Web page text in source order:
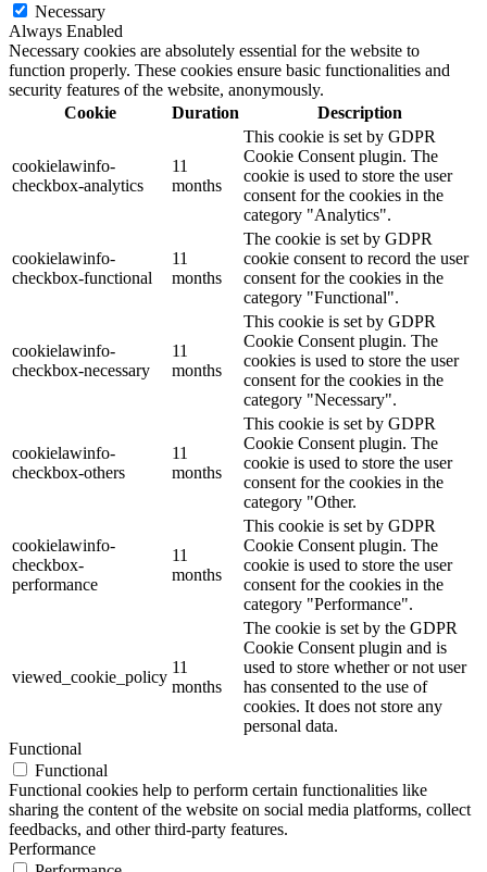
Necessary
Always Enabled
Necessary cookies are absolutely essential for the website to
function properly. These cookies ensure basic functionalities and
security features of the website, anonymously.
Cookie
Duration Description
cookielawinfo-
checkbox-analytics
11
months
This cookie is set by GDPR
Cookie Consent plugin. The
cookie is used to store the user
consent for the cookies in the
category "Analytics".
cookielawinfo-
checkbox-functional
11
months
The cookie is set by GDPR
cookie consent to record the user
consent for the cookies in the
category "Functional".
cookielawinfo-
checkbox-necessary
11
months
This cookie is set by GDPR
Cookie Consent plugin. The
cookies is used to store the user
consent for the cookies in the
category "Necessary".
cookielawinfo-
checkbox-others
11
months
This cookie is set by GDPR
Cookie Consent plugin. The
cookie is used to store the user
consent for the cookies in the
category "Other.
cookielawinfo-
checkbox-
performance
11
months
This cookie is set by GDPR
Cookie Consent plugin. The
cookie is used to store the user
consent for the cookies in the
category "Performance".
viewed_cookie_policy
11
months
The cookie is set by the GDPR
Cookie Consent plugin and is
used to store whether or not user
has consented to the use of
cookies. It does not store any
personal data.
Functional
Functional
Functional cookies help to perform certain functionalities like
sharing the content of the website on social media platforms, collect
feedbacks, and other third-party features.
Performance